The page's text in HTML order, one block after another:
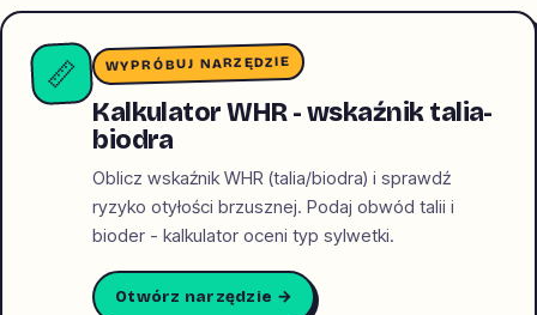
📏 WYPRÓBUJ NARZĘDZIE
Kalkulator WHR - wskaźnik talia-
biodra
Oblicz wskaźnik WHR (talia/biodra) i sprawdź
ryzyko otyłości brzusznej. Podaj obwód talii i
bioder - kalkulator oceni typ sylwetki.
Otwórz narzędzie →